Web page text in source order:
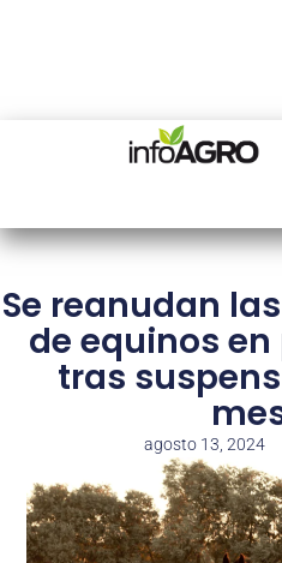
Se reanudan
de equinos
tras
agosto 13, 2024